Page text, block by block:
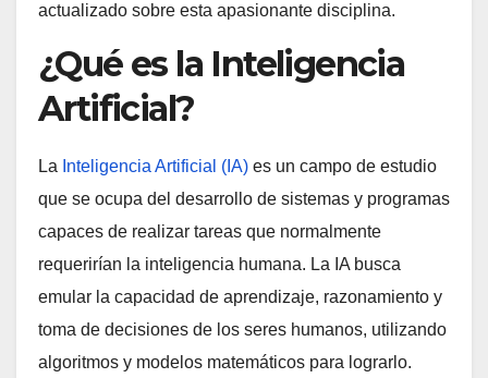
actualizado sobre esta apasionante disciplina.
¿Qué es la Inteligencia
Artificial?
La Inteligencia Artificial (IA) es un campo de estudio
que se ocupa del desarrollo de sistemas y programas
capaces de realizar tareas que normalmente
requerirían la inteligencia humana. La IA busca
emular la capacidad de aprendizaje, razonamiento y
toma de decisiones de los seres humanos, utilizando
algoritmos y modelos matemáticos para lograrlo.